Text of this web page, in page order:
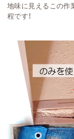
地味に見えるこの作
程です！